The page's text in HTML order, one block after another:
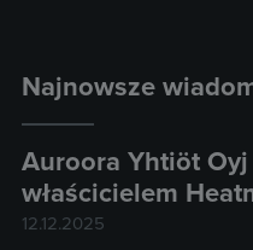
Najnowsze
Auroora Yhtiöt
właścicielem
12.12.2025